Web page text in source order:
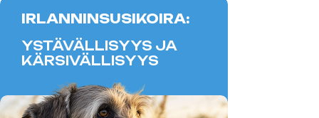
IRLANNINSUSIKOIRA:
YSTÄVÄLLISYYS JA
KÄRSIVÄLLISYYS